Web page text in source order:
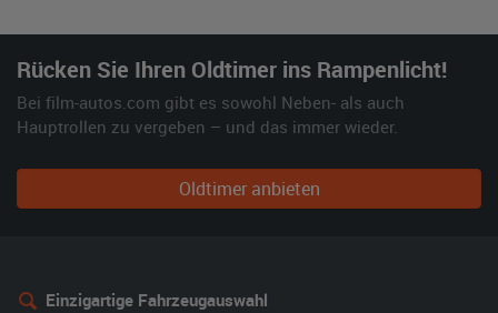
Rücken Sie Ihren Oldtimer ins Rampenlicht!
Bei film-autos.com gibt es sowohl Neben- als auch
Hauptrollen zu vergeben – und das immer wieder.
Oldtimer anbieten
Einzigartige Fahrzeugauswahl